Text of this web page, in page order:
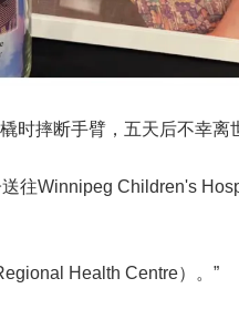
时摔断手臂，五天后不幸离
往Winnipeg Children's
Health Centre）。”